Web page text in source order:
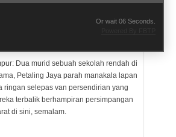
|
Dua murid sebuah sekolah rendah di
Petaling Jaya parah manakala lapan
ringan selepas van persendirian yang
terbalik berhampiran persimpangan
di sini, semalam.
Or wait 05 Seconds.